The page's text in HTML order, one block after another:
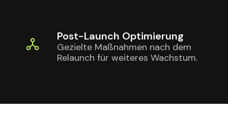
Post-Launch Optimierung
Gezielte Maßnahmen nach dem
Relaunch für weiteres Wachstum.